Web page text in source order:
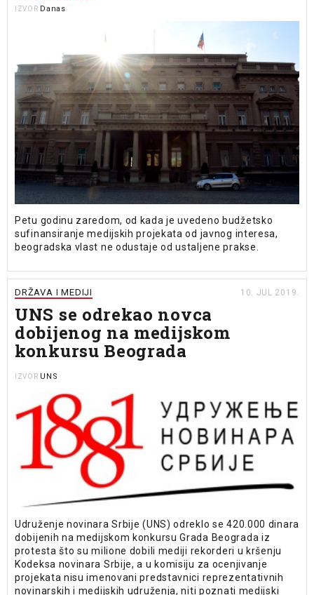
IZVOR Danas
Petu godinu zaredom, od kada je uvedeno budžetsko
sufinansiranje medijskih projekata od javnog interesa,
beogradska vlast ne odustaje od ustaljene prakse.
DRŽAVA I MEDIJI 10. JUL 2019.
UNS se odrekao novca
dobijenog na medijskom
konkursu Beograda
IZVOR UNS
Udruženje novinara Srbije (UNS) odreklo se 420.000 dinara
dobijenih na medijskom konkursu Grada Beograda iz
protesta što su milione dobili mediji rekorderi u kršenju
Kodeksa novinara Srbije, a u komisiju za ocenjivanje
projekata nisu imenovani predstavnici reprezentativnih
novinarskih i medijskih udruženja, niti poznati medijski